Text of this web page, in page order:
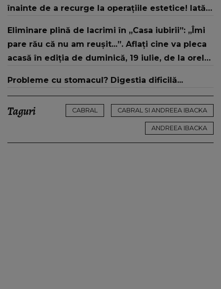
înainte de a recurge la operațiile estetice! Iată
„Tinerețe rebelă”
Eliminare plină de lacrimi în „Casa iubirii”: „Îmi
pare rău că nu am reușit...”. Aflați cine va pleca
acasă în ediția de duminică, 19 iulie, de la orele
Probleme cu stomacul? Digestia dificilă...
Taguri CABRAL CABRAL SI ANDREEA IBACKA
ANDREEA IBACKA